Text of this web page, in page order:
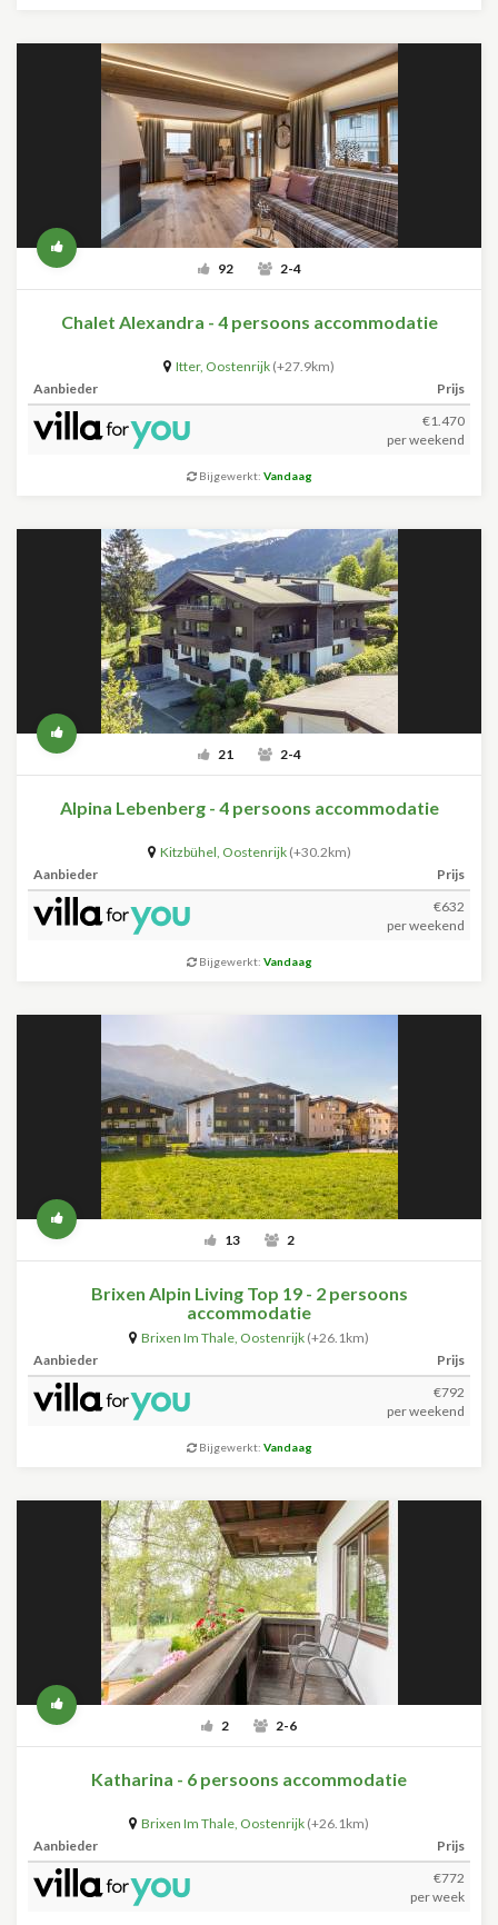
92 2-4
Chalet Alexandra - 4 persoons accommodatie
Itter, Oostenrijk (+27.9km)
Aanbieder
Prijs
€1.470
per weekend
Bijgewerkt: Vandaag
21 2-4
Alpina Lebenberg - 4 persoons accommodatie
Kitzbühel, Oostenrijk (+30.2km)
Aanbieder
Prijs
€632
per weekend
Bijgewerkt: Vandaag
13 2
Brixen Alpin Living Top 19 - 2 persoons
accommodatie
Brixen Im Thale, Oostenrijk (+26.1km)
Aanbieder
Prijs
€792
per weekend
Bijgewerkt: Vandaag
2 2-6
Katharina - 6 persoons accommodatie
Brixen Im Thale, Oostenrijk (+26.1km)
Aanbieder
Prijs
€772
per week